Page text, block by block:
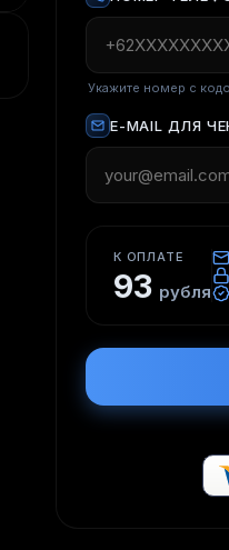
Укажите номер с
E-MAIL ДЛЯ
К ОПЛАТЕ
93 рубля